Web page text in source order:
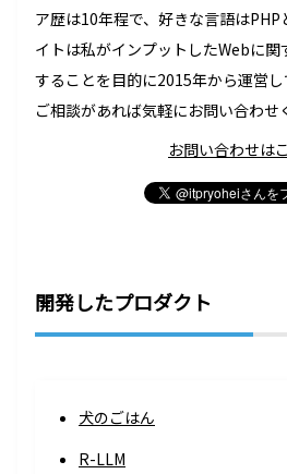
ア歴は10年程で、好きな言語は
イトは私がインプットしたWebに
することを目的に2015年から運営
ご相談があれば気軽にお問い合わせ
お問い合わせは
開発したプロダクト
犬のごはん
R-LLM